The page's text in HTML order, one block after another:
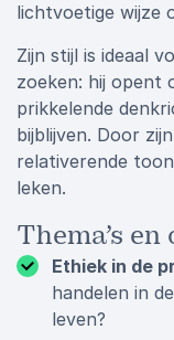
lichtvoetige wijze
Zijn stijl is ideaal
zoeken: hij opent
prikkelende
bijblijven. Door
relativerende
leken.
Thema’s
Ethiek in de
handelen in
leven?